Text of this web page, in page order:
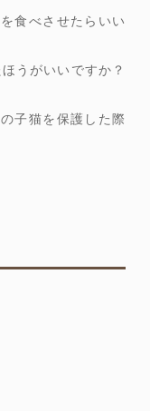
食べさせたらいい
うがいいですか？
子猫を保護した際